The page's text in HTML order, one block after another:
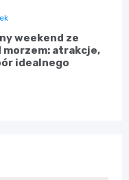
weekend ze
morzem: atrakcje,
idealnego